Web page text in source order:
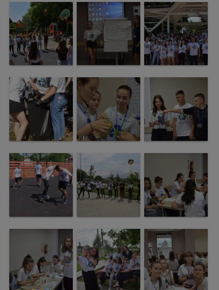
Organigrama
Aparatul
primăriei
Regulamentul
de
funcționare
Integritate
și
calitate
Consiliul
Secretar
Consilieri